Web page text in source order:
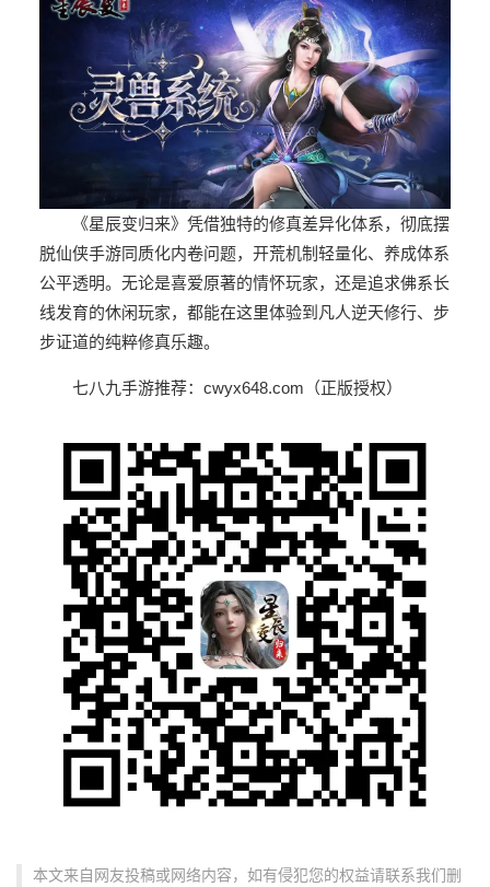
《星辰变归来》凭借独特的修真差异化体系，彻底摆
脱仙侠手游同质化内卷问题，开荒机制轻量化、养成体系
公平透明。无论是喜爱原著的情怀玩家，还是追求佛系长
线发育的休闲玩家，都能在这里体验到凡人逆天修行、步
步证道的纯粹修真乐趣。
七八九手游推荐： cwyx648.com（正版授权）
本文来自网友投稿或网络内容，如有侵犯您的权益请联系我们删